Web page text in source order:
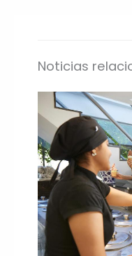
Noticias